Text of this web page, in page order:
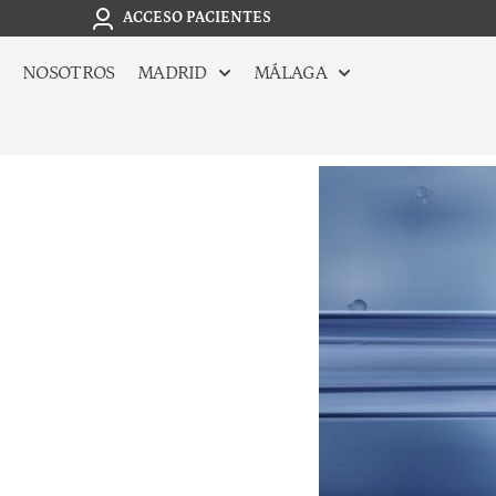
ACCESO PACIENTES
NOSOTROS MADRID MÁLAGA